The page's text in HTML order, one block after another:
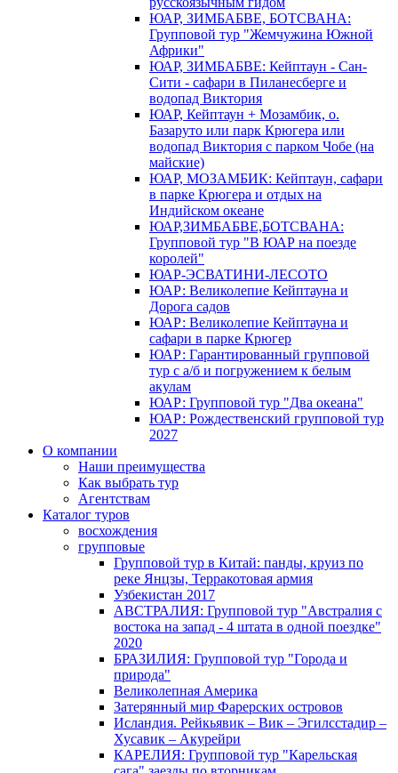
ЮАР, ЗИМБАБВЕ, БОТСВАНА:
Групповой тур "Жемчужина Южной
Африки"
ЮАР, ЗИМБАБВЕ: Кейптаун - Сан-
Сити - сафари в Пиланесберге и
водопад Виктория
ЮАР, Кейптаун + Мозамбик, о.
Базаруто или парк Крюгера или
водопад Виктория с парком Чобе (на
майские)
ЮАР, МОЗАМБИК: Кейптаун, сафари
в парке Крюгера и отдых на
Индийском океане
ЮАР,ЗИМБАБВЕ,БОТСВАНА:
Групповой тур "В ЮАР на поезде
королей"
ЮАР-ЭСВАТИНИ-ЛЕСОТО
ЮАР: Великолепие Кейптауна и
Дорога садов
ЮАР: Великолепие Кейптауна и
сафари в парке Крюгер
ЮАР: Гарантированный групповой
тур с а/б и погружением к белым
акулам
ЮАР: Групповой тур "Два океана"
ЮАР: Рождественский групповой тур
2027
О компании
Наши преимущества
Как выбрать тур
Агентствам
Каталог туров
восхождения
групповые
Групповой тур в Китай: панды, круиз по
реке Янцзы, Терракотовая армия
Узбекистан 2017
АВСТРАЛИЯ: Групповой тур "Австралия с
востока на запад - 4 штата в одной поездке"
2020
БРАЗИЛИЯ: Групповой тур "Города и
природа"
Великолепная Америка
Затерянный мир Фарерских островов
Исландия. Рейкьявик – Вик – Эгилсстадир –
Хусавик – Акурейри
КАРЕЛИЯ: Групповой тур "Карельская